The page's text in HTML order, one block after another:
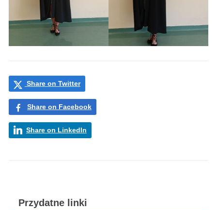
Share on Twitter
Share on Facebook
Share on LinkedIn
Przydatne linki